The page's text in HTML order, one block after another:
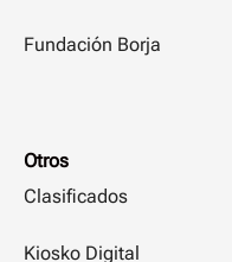
Fundación Borja
Otros
Clasificados
Kiosko Digital